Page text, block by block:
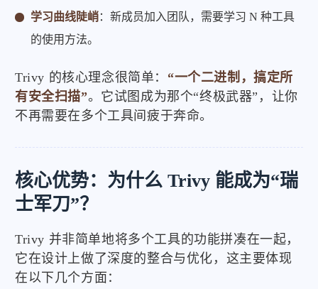
学习曲线陡峭：新成员加入团队，需要学习 N 种工具
的使用方法。
Trivy 的核心理念很简单： “一个二进制，搞定所
有安全扫描”。它试图成为那个“终极武器”，让你
不再需要在多个工具间疲于奔命。
核心优势：为什么 Trivy 能成为“瑞
士军刀”？
Trivy 并非简单地将多个工具的功能拼凑在一起，
它在设计上做了深度的整合与优化，这主要体现
在以下几个方面：